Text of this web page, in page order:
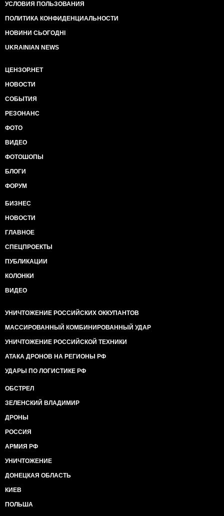
УСЛОВИЯ ПОЛЬЗОВАНИЯ
ПОЛИТИКА КОНФИДЕНЦИАЛЬНОСТИ
НОВИНИ СЬОГОДНІ
UKRAINIAN NEWS
ЦЕНЗОР.НЕТ
НОВОСТИ
СОБЫТИЯ
РЕЗОНАНС
ФОТО
ВИДЕО
ФОТОШОПЫ
БЛОГИ
ФОРУМ
БИЗНЕС
НОВОСТИ
ГЛАВНОЕ
СПЕЦПРОЕКТЫ
ПУБЛИКАЦИИ
КОЛОНКИ
ВИДЕО
УНИЧТОЖЕНИЕ РОССИЙСКИХ ОККУПАНТОВ
МАССИРОВАННЫЙ КОМБИНИРОВАННЫЙ УДАР
УНИЧТОЖЕНИЕ РОССИЙСКОЙ ТЕХНИКИ
АТАКА ДРОНОВ НА РЕГИОНЫ РФ
УДАРЫ ПО ЛОГИСТИКЕ РФ
ОБСТРЕЛ
ЗЕЛЕНСКИЙ ВЛАДИМИР
ДРОНЫ
РОССИЯ
АРМИЯ РФ
УНИЧТОЖЕНИЕ
ДОНЕЦКАЯ ОБЛАСТЬ
КИЕВ
ПОЛЬША